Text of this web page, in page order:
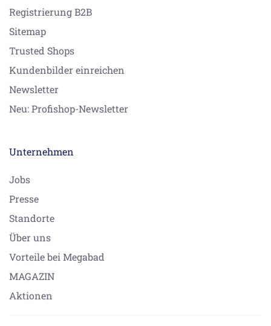
Registrierung B2B
Sitemap
Trusted Shops
Kundenbilder einreichen
Newsletter
Neu: Profishop-Newsletter
Unternehmen
Jobs
Presse
Standorte
Über uns
Vorteile bei Megabad
MAGAZIN
Aktionen